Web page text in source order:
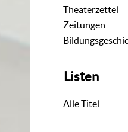
Theaterzettel
Zeitungen
Listen
Alle Titel